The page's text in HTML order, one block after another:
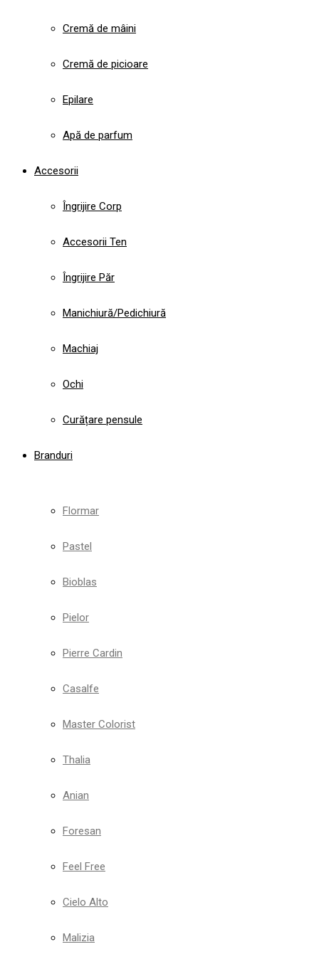
Cremă de mâini
Cremă de picioare
Epilare
Apă de parfum
Accesorii
Îngrijire Corp
Accesorii Ten
Îngrijire Păr
Manichiură/Pedichiură
Machiaj
Ochi
Curățare pensule
Branduri
Flormar
Pastel
Bioblas
Pielor
Pierre Cardin
Casalfe
Master Colorist
Thalia
Anian
Foresan
Feel Free
Cielo Alto
Malizia